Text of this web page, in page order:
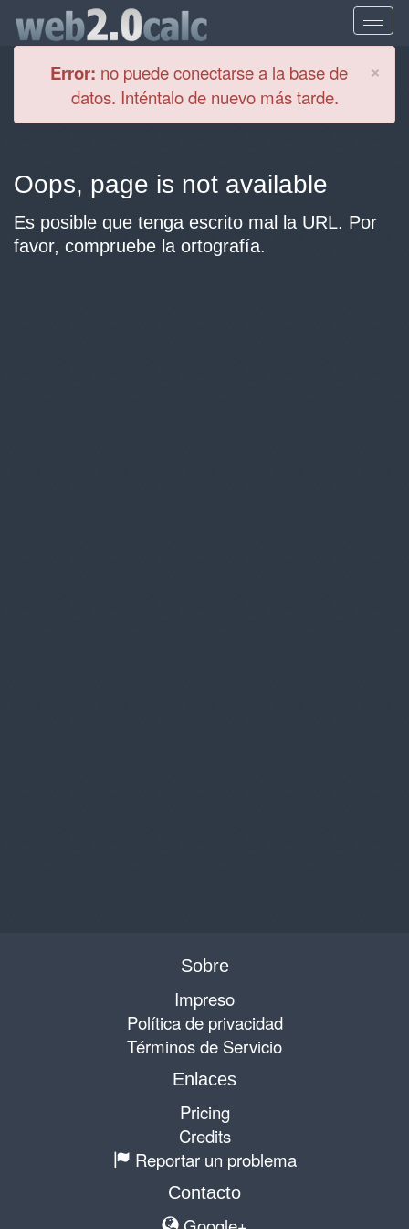
×
Error: no puede conectarse a la base de
datos. Inténtalo de nuevo más tarde.
Oops, page is not available
Es posible que tenga escrito mal la URL. Por
favor, compruebe la ortografía.
Sobre
Impreso
Política de privacidad
Términos de Servicio
Enlaces
Pricing
Credits
Reportar un problema
Contacto